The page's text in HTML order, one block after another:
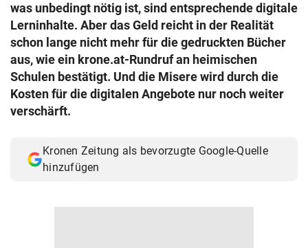
was unbedingt nötig ist, sind entsprechende digitale
Lerninhalte. Aber das Geld reicht in der Realität
schon lange nicht mehr für die gedruckten Bücher
aus, wie ein krone.at-Rundruf an heimischen
Schulen bestätigt. Und die Misere wird durch die
Kosten für die digitalen Angebote nur noch weiter
verschärft.
Kronen Zeitung als bevorzugte Google-Quelle
hinzufügen